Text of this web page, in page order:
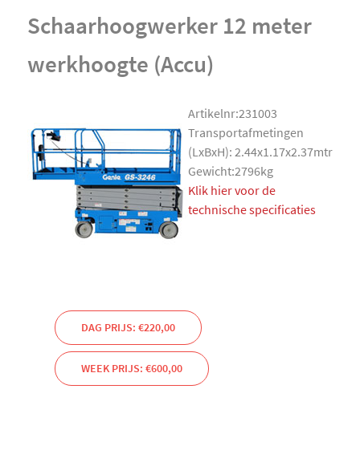
Schaarhoogwerker 12 meter
werkhoogte (Accu)
Artikelnr:231003
Transportafmetingen
(LxBxH): 2.44x1.17x2.37mtr
Gewicht:2796kg
Klik hier voor de
technische specificaties
DAG PRIJS: €220,00
WEEK PRIJS: €600,00